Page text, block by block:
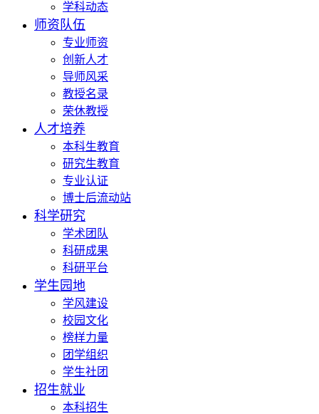
学科动态
师资队伍
专业师资
创新人才
导师风采
教授名录
荣休教授
人才培养
本科生教育
研究生教育
专业认证
博士后流动站
科学研究
学术团队
科研成果
科研平台
学生园地
学风建设
校园文化
榜样力量
团学组织
学生社团
招生就业
本科招生